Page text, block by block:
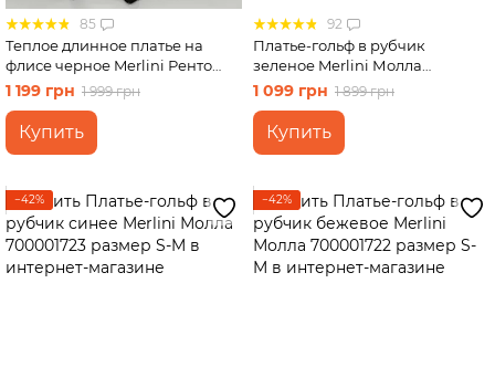
85
Теплое длинное платье на
флисе черное Merlini Ренто
700001781 размер S-M
1 199 грн 1 999 грн
Купить
92
Платье-гольф в рубчик
зеленое Merlini Молла
700001725 размер S-M
1 099 грн 1 899 грн
Купить
−42% −42%